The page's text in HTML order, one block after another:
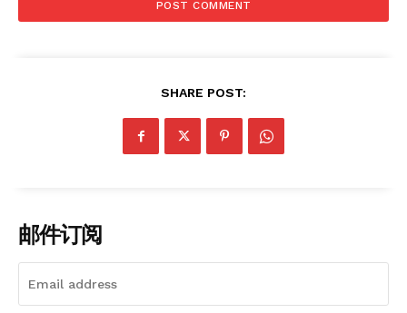
SHARE POST:
邮件订阅